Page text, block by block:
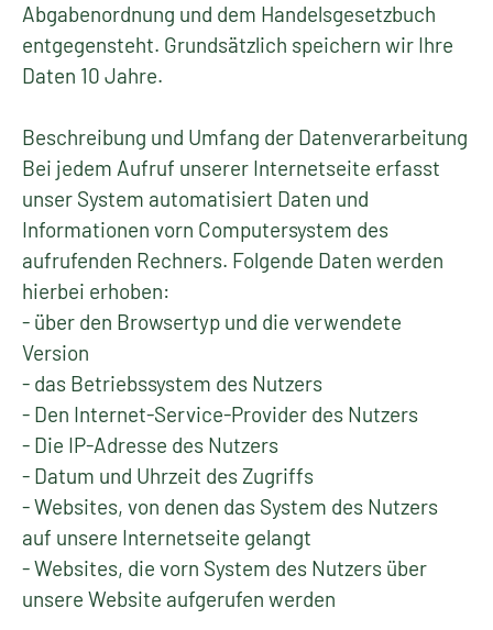
Abgabenordnung und dem Handelsgesetzbuch
entgegensteht. Grundsätzlich speichern wir Ihre
Daten 10 Jahre.
Beschreibung und Umfang der Datenverarbeitung
Bei jedem Aufruf unserer Internetseite erfasst
unser System automatisiert Daten und
Informationen vorn Computersystem des
aufrufenden Rechners. Folgende Daten werden
hierbei erhoben:
- über den Browsertyp und die verwendete
Version
- das Betriebssystem des Nutzers
- Den Internet-Service-Provider des Nutzers
- Die IP-Adresse des Nutzers
- Datum und Uhrzeit des Zugriffs
- Websites, von denen das System des Nutzers
auf unsere Internetseite gelangt
- Websites, die vorn System des Nutzers über
unsere Website aufgerufen werden